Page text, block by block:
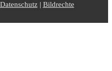
Datenschutz| Bildrechte